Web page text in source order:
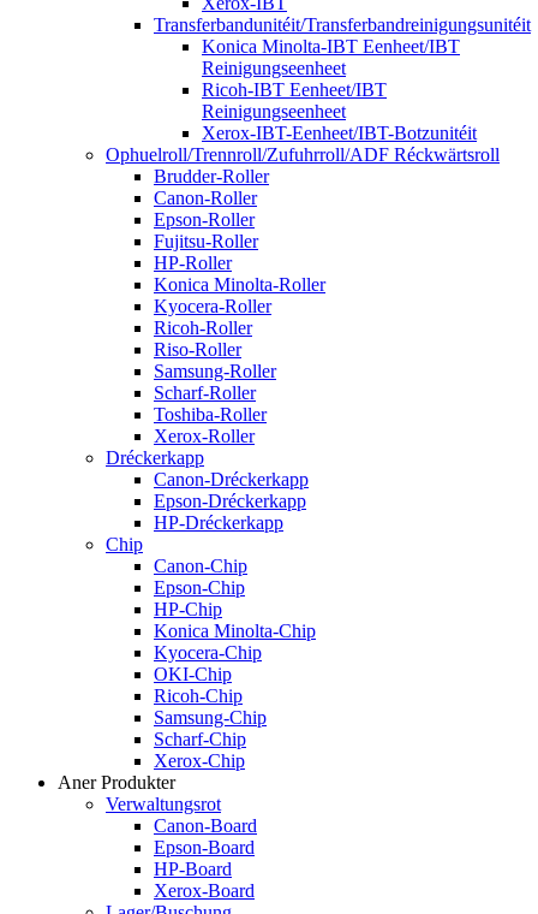
Transferbandunitéit/Transferbandreinigungsunitéit
Konica Minolta-IBT Eenheet/IBT
Reinigungseenheet
Ricoh-IBT Eenheet/IBT
Reinigungseenheet
Xerox-IBT-Eenheet/IBT-Botzunitéit
Ophuelroll/Trennroll/Zufuhrroll/ADF Réckwärtsroll
Brudder-Roller
Canon-Roller
Epson-Roller
Fujitsu-Roller
HP-Roller
Konica Minolta-Roller
Kyocera-Roller
Ricoh-Roller
Riso-Roller
Samsung-Roller
Scharf-Roller
Toshiba-Roller
Xerox-Roller
Dréckerkapp
Canon-Dréckerkapp
Epson-Dréckerkapp
HP-Dréckerkapp
Chip
Canon-Chip
Epson-Chip
HP-Chip
Konica Minolta-Chip
Kyocera-Chip
OKI-Chip
Ricoh-Chip
Samsung-Chip
Scharf-Chip
Xerox-Chip
Aner Produkter
Verwaltungsrot
Canon-Board
Epson-Board
HP-Board
Xerox-Board